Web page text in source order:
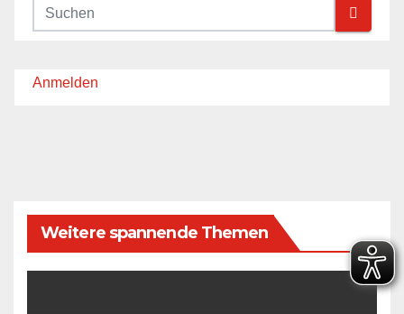
Anmelden
Weitere spannende Themen